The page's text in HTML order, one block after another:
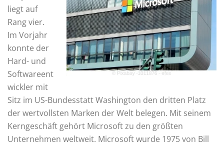
liegt auf
Rang vier.
Im Vorjahr
konnte der
Hard- und
Softwareent
wickler mit
Sitz im US-Bundesstatt Washington den dritten Platz
der wertvollsten Marken der Welt belegen. Mit seinem
Kerngeschäft gehört Microsoft zu den größten
Unternehmen weltweit. Microsoft wurde 1975 von Bill